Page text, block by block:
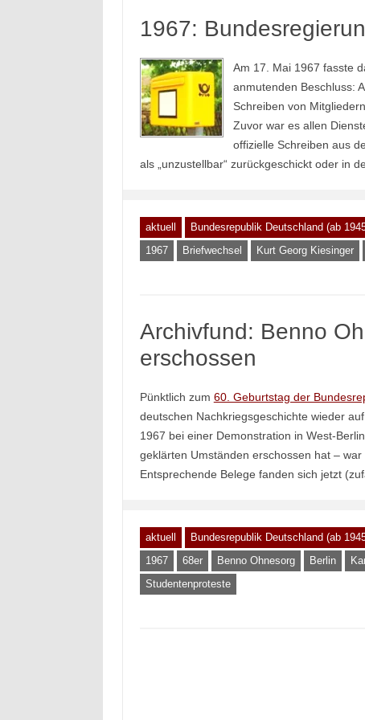
1967:
Am 17. Mai 1967 fasste
anmutenden Beschluss:
Schreiben von
Zuvor war es allen
offizielle Schreiben aus
als „unzustellbar“ zurückgeschickt oder in
aktuell Bundesrepublik Deutschland (ab
1967
Briefwechsel Kurt Georg Kiesinger
Archivfund: Benno
erschossen
Pünktlich zum 60. Geburtstag der
deutschen Nachkriegsgeschichte wieder
1967 bei einer Demonstration in West-
geklärten Umständen erschossen hat –
Entsprechende Belege fanden sich jetzt
aktuell Bundesrepublik Deutschland (ab
1967
68er Benno Ohnesorg Berlin
Studentenproteste